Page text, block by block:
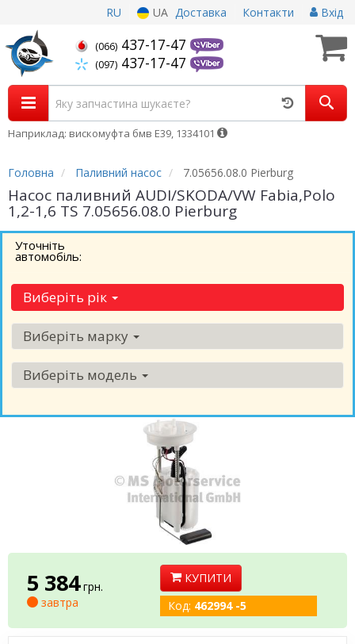
RU UA Доставка Контакти Вхід
(066) 437-17-47
(097) 437-17-47
Наприклад: вискомуфта бмв Е39, 1334101
Головна Паливний насос 7.05656.08.0 Pierburg
Насос паливний AUDI/SKODA/VW Fabia,Polo
1,2-1,6 TS 7.05656.08.0 Pierburg
Уточніть
автомобіль:
Виберіть рік
Виберіть марку
Виберіть модель
5 384 грн.
завтра
КУПИТИ
Код: 462994 -5